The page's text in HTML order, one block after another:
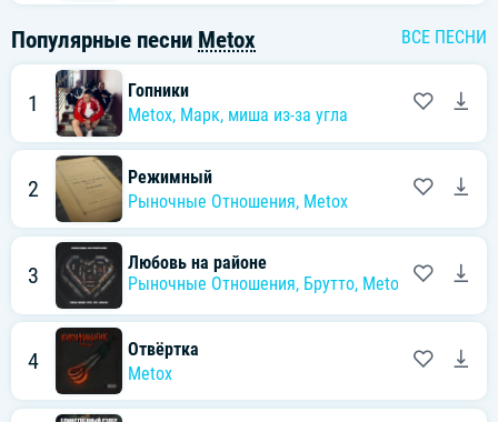
Популярные песни Metox ВСЕ ПЕСНИ
1
Гопники
Metox, Марк, миша из-за угла
2
Режимный
Рыночные Отношения, Metox
3
Любовь на районе
Рыночные Отношения, Брутто, Metox Карась
4
Отвёртка
Metox